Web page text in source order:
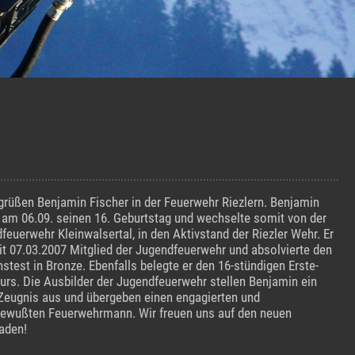
Benjamin Fischer in der Feuerwehr Riezlern. Benjamin
06.09. seinen 16. Geburtstag und wechselte somit von der
Kleinwalsertal, in den Aktivstand der Riezler Wehr. Er
07.03.2007 Mitglied der Jugendfeuerwehr und absolvierte den
in Bronze. Ebenfalls belegte er den 16-stündigen Erste-
Die Ausbilder der Jugendfeuerwehr stellen Benjamin ein
aus und übergeben einen engagierten und
Feuerwehrmann. Wir freuen uns auf den neuen